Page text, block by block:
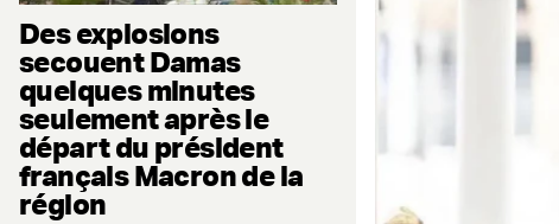
Des explosions
secouent Damas
quelques minutes
seulement après le
départ du président
français Macron de la
région